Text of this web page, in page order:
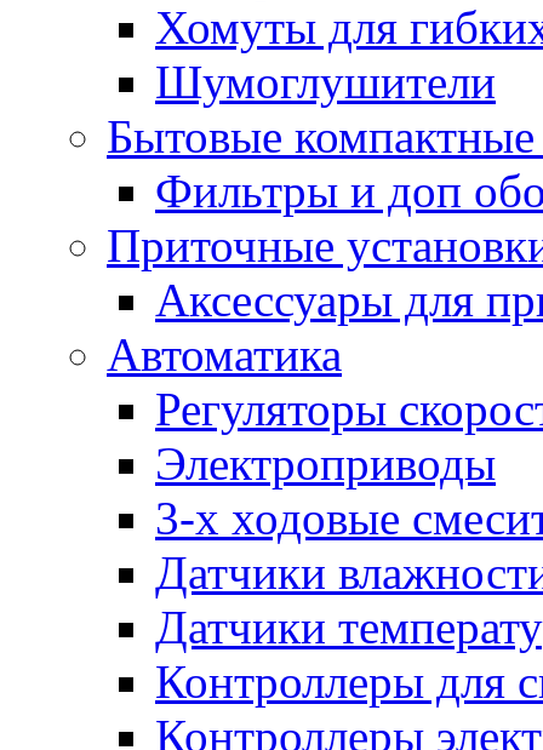
Хомуты для
Шумоглушители
Бытовые
Фильтры и доп
Приточные
Аксессуары для
Автоматика
Регуляторы
Электроприводы
3-х ходовые
Датчики
Датчики
Контроллеры для
Контроллеры